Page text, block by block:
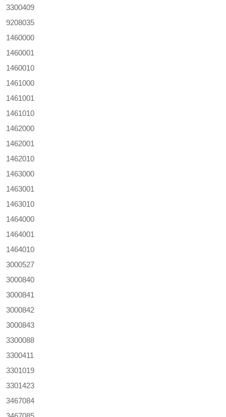
3300409
9208035
1460000
1460001
1460010
1461000
1461001
1461010
1462000
1462001
1462010
1463000
1463001
1463010
1464000
1464001
1464010
3000527
3000840
3000841
3000842
3000843
3300088
3300411
3301019
3301423
3467084